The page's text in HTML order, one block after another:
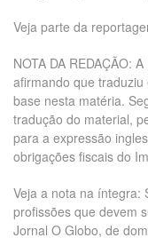
Veja parte da
NOTA DA REDAÇÃO:
afirmando que
base nesta matéria.
tradução do material,
para a expressão
obrigações fiscais do
Veja a nota na íntegra:
profissões que devem
Jornal O Globo, de